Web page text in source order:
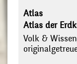
Atlas
Atlas der
Volk &